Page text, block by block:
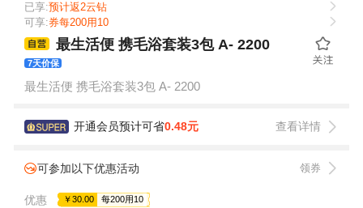
已享:预计返2云钻
可享:券每200用10
最生活便 携毛浴套装3包 A- 2200
7天价保
最生活便 携毛浴套装3包 A- 2200
开通会员预计可省0.48元 查看详情
可参加以下优惠活动 领券
优惠 ￥30.00 每200用10